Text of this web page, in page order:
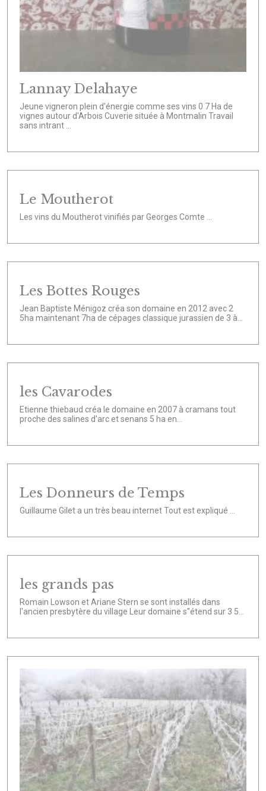
Lannay Delahaye
Jeune vigneron plein d'énergie comme ses vins 0 7 Ha de
vignes autour d'Arbois Cuverie située à Montmalin Travail
sans intrant ...
Le Moutherot
Les vins du Moutherot vinifiés par Georges Comte ...
Les Bottes Rouges
Jean Baptiste Ménigoz créa son domaine en 2012 avec 2
5ha maintenant 7ha de cépages classique jurassien de 3 à...
les Cavarodes
Etienne thiebaud créa le domaine en 2007 à cramans tout
proche des salines d'arc et senans 5 ha en...
Les Donneurs de Temps
Guillaume Gilet a un très beau internet Tout est expliqué ...
les grands pas
Romain Lowson et Ariane Stern se sont installés dans
l'ancien presbytère du village Leur domaine s''étend sur 3 5...